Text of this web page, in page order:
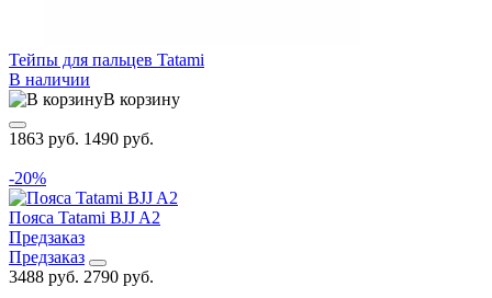
Тейпы для пальцев Tatami
В наличии
В корзину
1863 руб. 1490 руб.
-20%
Пояса Tatami BJJ A2
Предзаказ
Предзаказ
3488 руб. 2790 руб.